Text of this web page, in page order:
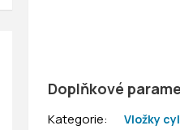
Doplňkové
Kategorie: Vložky